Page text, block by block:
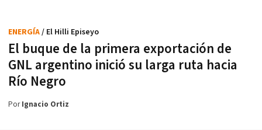
El buque de la primera exportación de
GNL argentino inició su larga ruta hacia
Río Negro
ENERGÍA/ El Hilli Episeyo
PorIgnacio Ortiz